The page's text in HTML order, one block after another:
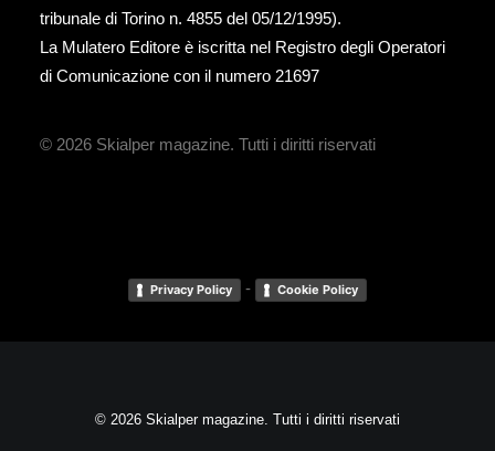
tribunale di Torino n. 4855 del 05/12/1995).
La Mulatero Editore è iscritta nel Registro degli Operatori
di Comunicazione con il numero 21697
© 2026 Skialper magazine. Tutti i diritti riservati
Privacy Policy - Cookie Policy
© 2026 Skialper magazine. Tutti i diritti riservati